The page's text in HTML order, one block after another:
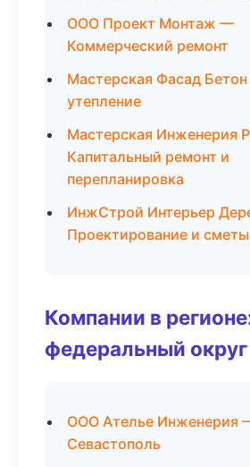
ООО Проект Монтаж —
Коммерческий ремонт
Мастерская Фасад
утепление
Мастерская Инженерия
Капитальный ремонт и
перепланировка
ИнжСтрой Интерьер
Проектирование и сметы
Компании в
федеральный округ
ООО Ателье Инженерия
Севастополь